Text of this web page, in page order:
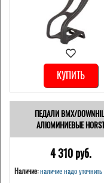
КУПИТЬ
ПЕДАЛИ BMX/
АЛЮМИНИЕВЫЕ
4 310 pуб.
Наличие:наличие надо уточнить